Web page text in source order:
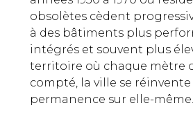
obsolètes cèdent
à des bâtiments plus
intégrés et souvent plus
territoire où chaque mètre
compté, la ville se réinvente
permanence sur elle-même.